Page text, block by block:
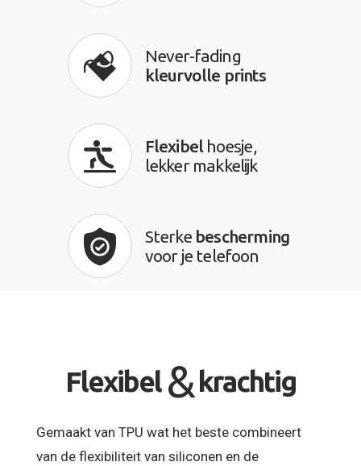
Never-fading
kleurvolle prints
Flexibelhoesje,
lekker makkelijk
Sterke bescherming
voor je telefoon
Flexibel &krachtig
Gemaakt van TPU wat het beste combineert
van de flexibiliteit van siliconen en de